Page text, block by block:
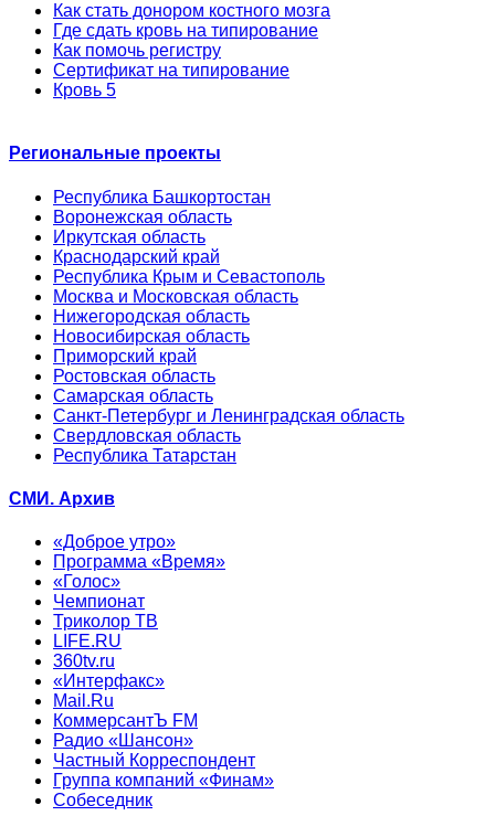
Как стать донором костного мозга
Где сдать кровь на типирование
Как помочь регистру
Сертификат на типирование
Кровь 5
Региональные проекты
Республика Башкортостан
Воронежская область
Иркутская область
Краснодарский край
Республика Крым и Севастополь
Москва и Московская область
Нижегородская область
Новосибирская область
Приморский край
Ростовская область
Самарская область
Санкт-Петербург и Ленинградская область
Свердловская область
Республика Татарстан
СМИ. Архив
«Доброе утро»
Программа «Время»
«Голос»
Чемпионат
Триколор ТВ
LIFE.RU
360tv.ru
«Интерфакс»
Mail.Ru
КоммерсантЪ FM
Радио «Шансон»
Частный Корреспондент
Группа компаний «Финам»
Собеседник